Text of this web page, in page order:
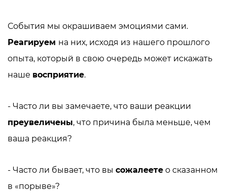
События мы окрашиваем эмоциями сами.
Реагируем на них, исходя из нашего прошлого
опыта, который в свою очередь может искажать
наше восприятие.
- Часто ли вы замечаете, что ваши реакции
преувеличены, что причина была меньше, чем
ваша реакция?
- Часто ли бывает, что вы сожалеете о сказанном
в «порыве»?